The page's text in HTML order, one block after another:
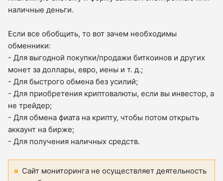
наличные деньги.
Если все обобщить, то вот зачем необходимы
обменники:
- Для выгодной покупки/продажи биткоинов и других
монет за доллары, евро, иены и т. д.;
- Для быстрого обмена без усилий;
- Для приобретения криптовалюты, если вы инвестор, а
не трейдер;
- Для обмена фиата на крипту, чтобы потом открыть
аккаунт на бирже;
- Для получения наличных средств.
Сайт мониторинга не осуществляет деятельность